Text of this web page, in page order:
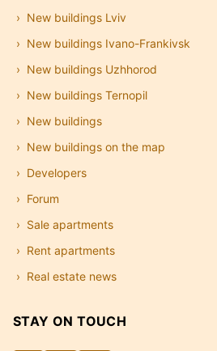
New buildings Lviv
New buildings Ivano-Frankivsk
New buildings Uzhhorod
New buildings Ternopil
New buildings
New buildings on the map
Developers
Forum
Sale apartments
Rent apartments
Real estate news
STAY ON TOUCH